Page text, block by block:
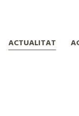
Xarxa
ACTUALITAT